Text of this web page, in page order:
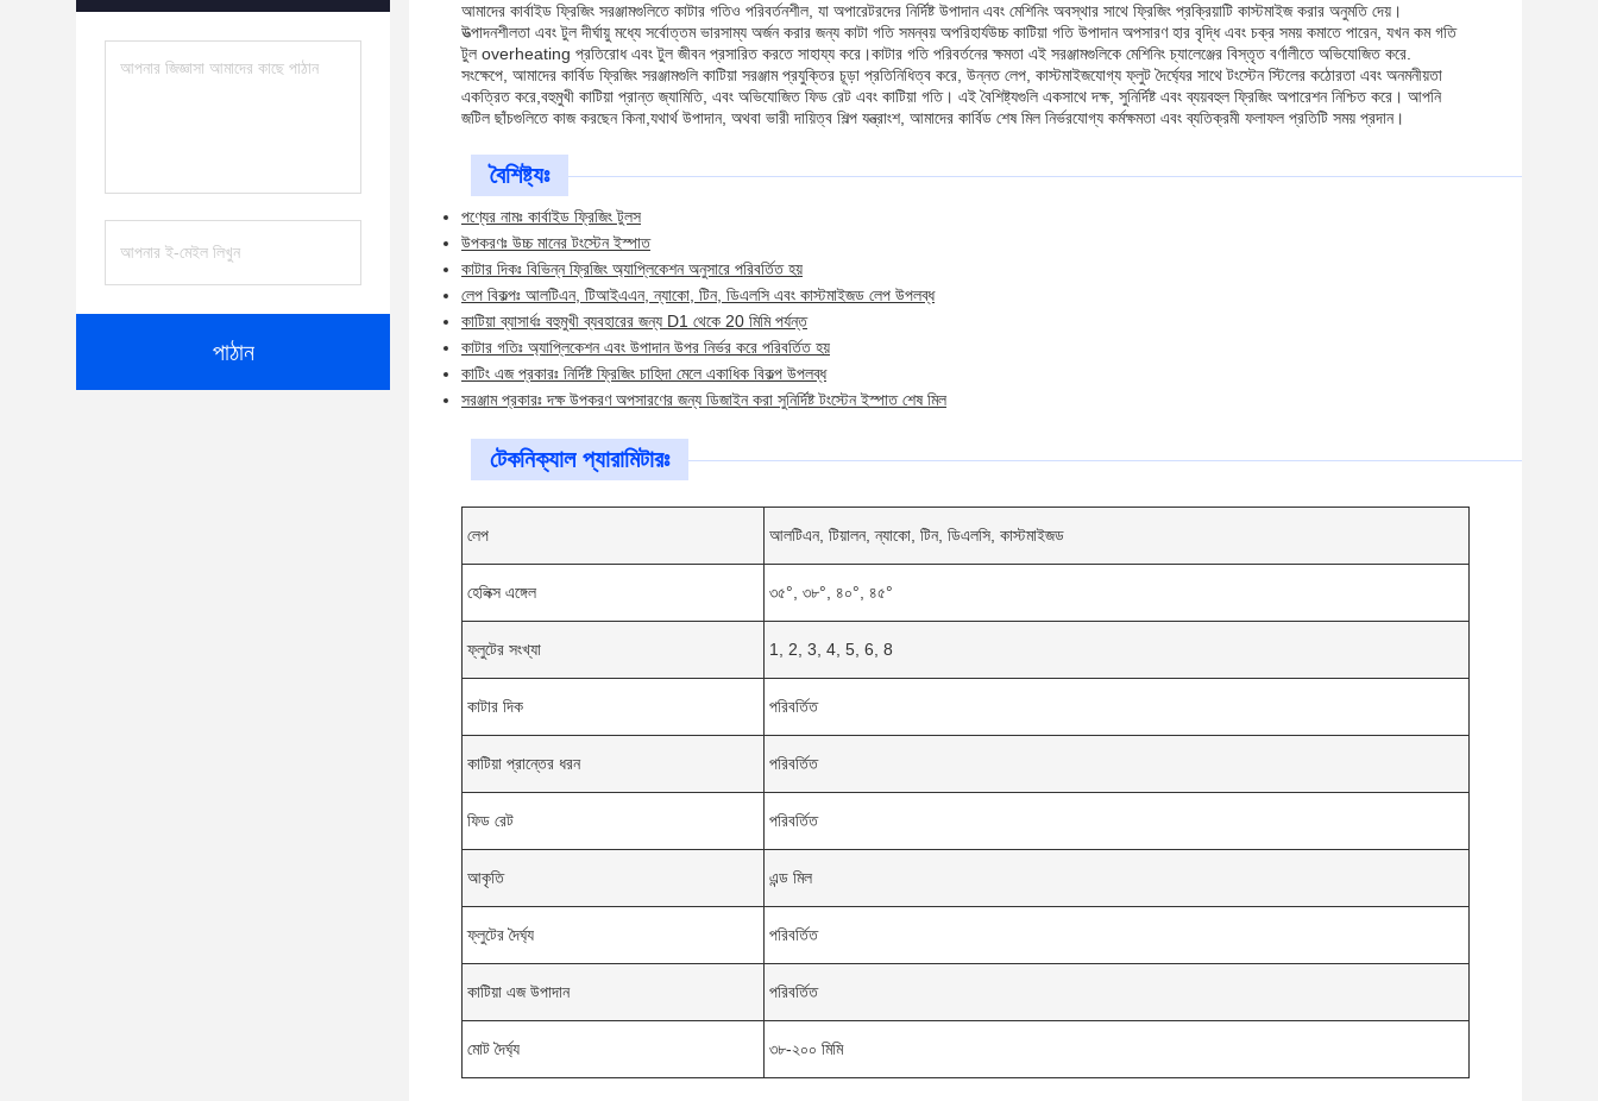
পাঠান
আমাদের কার্বাইড ফ্রিজিং সরঞ্জামগুলিতে কাটার গতিও পরিবর্তনশীল, যা অপারেটরদের নির্দিষ্ট উপাদান এবং মেশিনিং অবস্থার সাথে ফ্রিজিং প্রক্রিয়াটি কাস্টমাইজ করার অনুমতি দেয়।
উত্পাদনশীলতা এবং টুল দীর্ঘায়ু মধ্যে সর্বোত্তম ভারসাম্য অর্জন করার জন্য কাটা গতি সমন্বয় অপরিহার্যউচ্চ কাটিয়া গতি উপাদান অপসারণ হার বৃদ্ধি এবং চক্র সময় কমাতে পারেন, যখন কম গতি
টুল overheating প্রতিরোধ এবং টুল জীবন প্রসারিত করতে সাহায্য করে।কাটার গতি পরিবর্তনের ক্ষমতা এই সরঞ্জামগুলিকে মেশিনিং চ্যালেঞ্জের বিস্তৃত বর্ণালীতে অভিযোজিত করে.
সংক্ষেপে, আমাদের কার্বিড ফ্রিজিং সরঞ্জামগুলি কাটিয়া সরঞ্জাম প্রযুক্তির চূড়া প্রতিনিধিত্ব করে, উন্নত লেপ, কাস্টমাইজযোগ্য ফ্লুট দৈর্ঘ্যের সাথে টংস্টেন স্টিলের কঠোরতা এবং অনমনীয়তা
একত্রিত করে,বহুমুখী কাটিয়া প্রান্ত জ্যামিতি, এবং অভিযোজিত ফিড রেট এবং কাটিয়া গতি। এই বৈশিষ্ট্যগুলি একসাথে দক্ষ, সুনির্দিষ্ট এবং ব্যয়বহুল ফ্রিজিং অপারেশন নিশ্চিত করে। আপনি
জটিল ছাঁচগুলিতে কাজ করছেন কিনা,যথার্থ উপাদান, অথবা ভারী দায়িত্ব শিল্প যন্ত্রাংশ, আমাদের কার্বিড শেষ মিল নির্ভরযোগ্য কর্মক্ষমতা এবং ব্যতিক্রমী ফলাফল প্রতিটি সময় প্রদান।
বৈশিষ্ট্যঃ
পণ্যের নামঃ কার্বাইড ফ্রিজিং টুলস
উপকরণঃ উচ্চ মানের টংস্টেন ইস্পাত
কাটার দিকঃ বিভিন্ন ফ্রিজিং অ্যাপ্লিকেশন অনুসারে পরিবর্তিত হয়
লেপ বিকল্পঃ আলটিএন, টিআইএএন, ন্যাকো, টিন, ডিএলসি এবং কাস্টমাইজড লেপ উপলব্ধ
কাটিয়া ব্যাসার্ধঃ বহুমুখী ব্যবহারের জন্য D1 থেকে 20 মিমি পর্যন্ত
কাটার গতিঃ অ্যাপ্লিকেশন এবং উপাদান উপর নির্ভর করে পরিবর্তিত হয়
কাটিং এজ প্রকারঃ নির্দিষ্ট ফ্রিজিং চাহিদা মেলে একাধিক বিকল্প উপলব্ধ
সরঞ্জাম প্রকারঃ দক্ষ উপকরণ অপসারণের জন্য ডিজাইন করা সুনির্দিষ্ট টংস্টেন ইস্পাত শেষ মিল
টেকনিক্যাল প্যারামিটারঃ
লেপ আলটিএন, টিয়ালন, ন্যাকো, টিন, ডিএলসি, কাস্টমাইজড
হেলিক্স এঙ্গেল ৩৫°, ৩৮°, ৪০°, ৪৫°
ফ্লুটের সংখ্যা 1, 2, 3, 4, 5, 6, 8
কাটার দিক পরিবর্তিত
কাটিয়া প্রান্তের ধরন পরিবর্তিত
ফিড রেট পরিবর্তিত
আকৃতি এন্ড মিল
ফ্লুটের দৈর্ঘ্য পরিবর্তিত
কাটিয়া এজ উপাদান পরিবর্তিত
মোট দৈর্ঘ্য ৩৮-২০০ মিমি